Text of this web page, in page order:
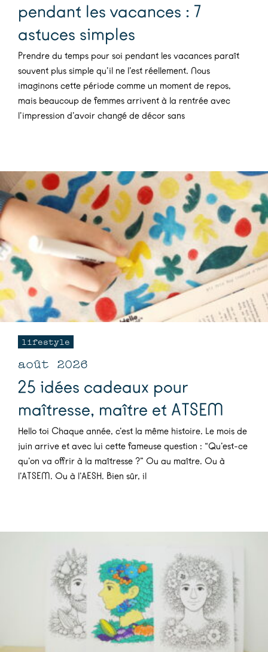
pendant les vacances : 7
astuces simples
Prendre du temps pour soi pendant les vacances paraît
souvent plus simple qu’il ne l’est réellement. Nous
imaginons cette période comme un moment de repos,
mais beaucoup de femmes arrivent à la rentrée avec
l’impression d’avoir changé de décor sans
lifestyle
août 2026
25 idées cadeaux pour
maîtresse, maître et ATSEM
Hello toi Chaque année, c’est la même histoire. Le mois de
juin arrive et avec lui cette fameuse question : “Qu’est-ce
qu’on va offrir à la maîtresse ?” Ou au maître. Ou à
l’ATSEM. Ou à l’AESH. Bien sûr, il